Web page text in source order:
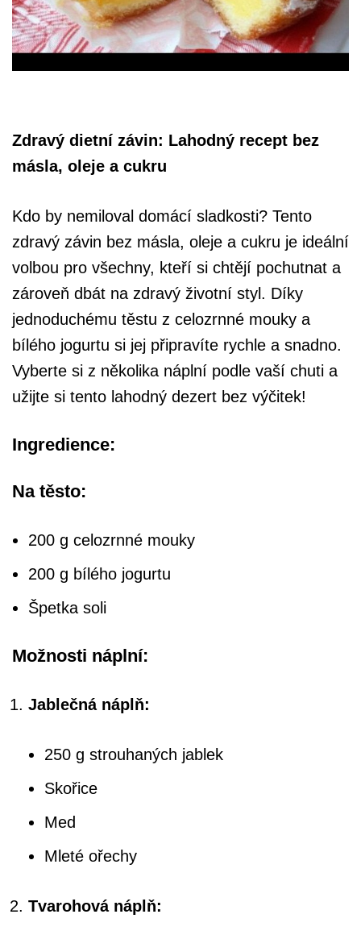
Zdravý dietní závin: Lahodný recept bez
másla, oleje a cukru
Kdo by nemiloval domácí sladkosti? Tento
zdravý závin bez másla, oleje a cukru je ideální
volbou pro všechny, kteří si chtějí pochutnat a
zároveň dbát na zdravý životní styl. Díky
jednoduchému těstu z celozrnné mouky a
bílého jogurtu si jej připravíte rychle a snadno.
Vyberte si z několika náplní podle vaší chuti a
užijte si tento lahodný dezert bez výčitek!
Ingredience:
Na těsto:
200 g celozrnné mouky
200 g bílého jogurtu
Špetka soli
Možnosti náplní:
Jablečná náplň:
250 g strouhaných jablek
Skořice
Med
Mleté ořechy
Tvarohová náplň: